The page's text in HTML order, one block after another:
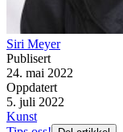
Siri Meyer
Publisert
24. mai 2022
Oppdatert
5. juli 2022
Kunst